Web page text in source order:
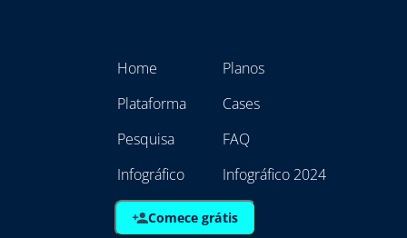
Home
Plataforma
Pesquisa
Infográfico
Planos
Cases
FAQ
Infográfico 2024
Comece grátis